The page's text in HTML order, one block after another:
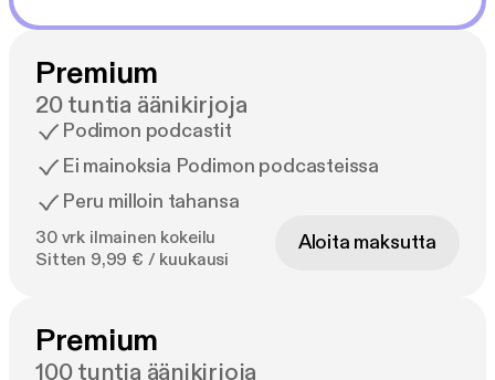
Premium
20 tuntia äänikirjoja
Podimon podcastit
Ei mainoksia Podimon podcasteissa
Peru milloin tahansa
30 vrk ilmainen kokeilu
Sitten 9,99 € / kuukausi
Aloita maksutta
Premium
100 tuntia äänikirjoja